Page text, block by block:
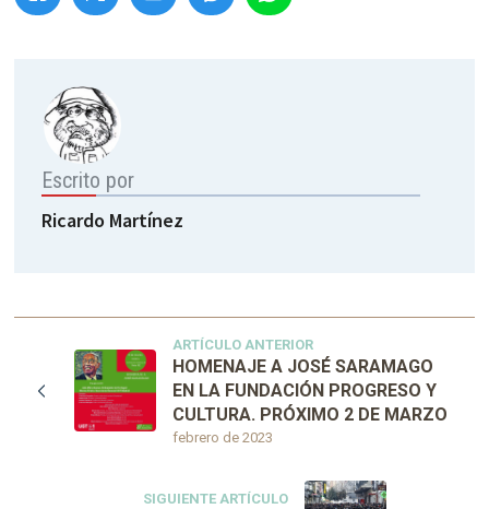
Escrito por
Ricardo Martínez
ARTÍCULO ANTERIOR
febrero de 2023
HOMENAJE A JOSÉ SARAMAGO
EN LA FUNDACIÓN PROGRESO Y
CULTURA. PRÓXIMO 2 DE MARZO
SIGUIENTE ARTÍCULO